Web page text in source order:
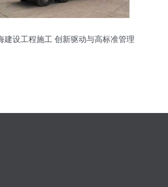
建设工程施工 创新驱动与高标准管理